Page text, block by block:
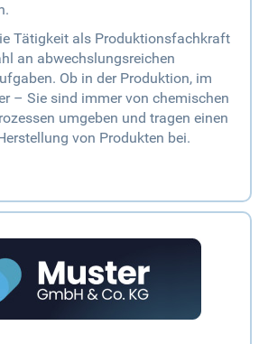
Tätigkeit als Produktionsfachkraft
an abwechslungsreichen
Ob in der Produktion, im
– Sie sind immer von chemischen
umgeben und tragen einen
von Produkten bei.